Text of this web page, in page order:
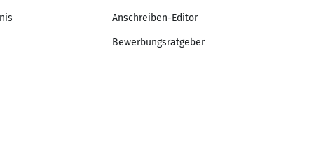
Anschreiben-Editor
Bewerbungsratgeber